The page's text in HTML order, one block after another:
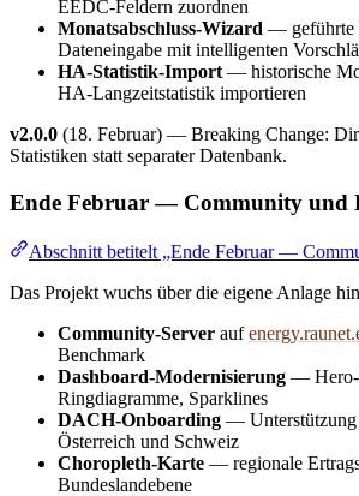
EEDC-Feldern zuordnen
Monatsabschluss-Wizard — geführte
Dateneingabe mit intelligenten
HA-Statistik-Import — historische
HA-Langzeitstatistik importieren
v2.0.0 (18. Februar) — Breaking Change:
Statistiken statt separater Datenbank.
Ende Februar — Community und
Abschnitt betitelt „Ende Februar —
Das Projekt wuchs über die eigene Anlage
Community-Server auf
Benchmark
Dashboard-Modernisierung — Hero-
Ringdiagramme, Sparklines
DACH-Onboarding — Unterstützung
Österreich und Schweiz
Choropleth-Karte — regionale
Bundeslandebene